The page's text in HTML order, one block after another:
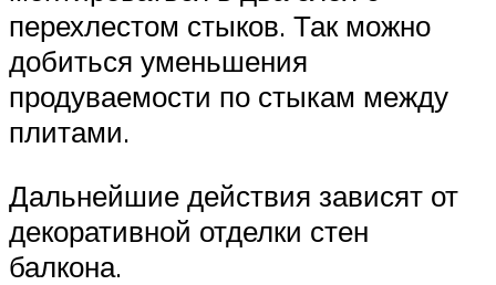
перехлестом стыков. Так можно
добиться уменьшения
продуваемости по стыкам между
плитами.
Дальнейшие действия зависят от
декоративной отделки стен
балкона.